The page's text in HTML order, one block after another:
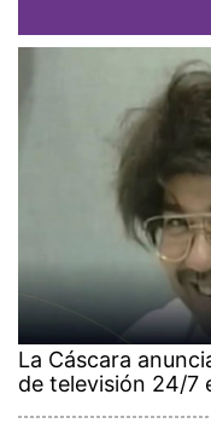
La Cáscara
de televisión 24/7